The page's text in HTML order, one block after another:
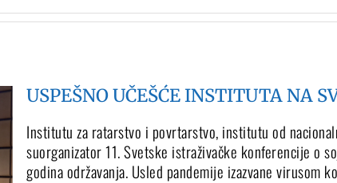
USPEŠNO UČEŠĆE INSTITUTA NA
Institutu za ratarstvo i povrtarstvo, institutu od
suorganizator 11. Svetske istraživačke konferencije o
godina održavanja. Usled pandemije izazvane virusom